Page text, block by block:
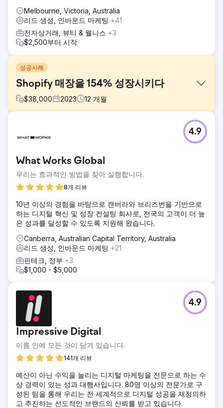
Melbourne, Victoria, Australia
리드 생성, 인바운드 마케팅 +41
전자상거래, 뷰티 & 웰니스 +3
$2,500부터 시작
성공사례
Shopify 매장을 154% 성장시키다
$38,000 2023 12 개월
신발 매장은 사용자 경험이 좋지 않고 모바일 반응성이 부족한
오래된 웹사이트로 인해 어려움을 겪었습니다. 또한 낮은 전환
시장에서 효과적으로 경쟁하는 능력을 방해했습니다. 기존 전
자상거래 플랫폼도 확장성이 부족하여 사업이 제품 범위를 확
장하고 더 광범위한 대상 고객에게 다가갈 수 없었습니다.
우리는 고객의 브랜드 아이덴티티에 맞춰 현대적이고 모바일
에 반응하는 전자상거래 플랫폼을 설계했습니다. 이 솔루션에
는 개선된 탐색, 향상된 제품 디스플레이 옵션, 재고 관리와의
원활한 통합이 포함되었습니다. 또한 강력한 SEO 전략을 구현
하여 온라인 가시성을 높이고, 트래픽을 유도하고 전환율을 개
선하기 위한 타겟팅된 디지털 마케팅 캠페인을 통해 플랫폼이
비즈니스가 성장함에 따라 확장될 수 있도록 했습니다.
출을 30% 증가시키고, 이탈률을 크게 줄이는 결과를 가져왔
습니다. 향상된 SEO 노력으로 유기적 트래픽이 60% 증가하
여 매장이 시장에서 더 경쟁력을 갖추게 되었습니다. 확장 가
능한 플랫폼을 통해 고객은 제품 범위를 확장하여 궁극적으로
지속적인 성장을 이끌고 브랜드를 신발 산업의 핵심 기업으로
확립할 수 있었습니다.
What Works Global
우리는 효과적인 방법을 찾아 실행합니다.
8개 리뷰
4.9
10년 이상의 경험을 바탕으로 캔버라와 브리즈번을 기반으로
하는 디지털 혁신 및 성장 컨설팅 회사로, 전국의 고객이 더 높
은 성과를 달성할 수 있도록 지원해 왔습니다.
Canberra, Australian Capital Territory, Australia
리드 생성, 인바운드 마케팅 +21
핀테크, 정부 +3
$1,000 - $5,000
Impressive Digital
이름 안에 모든 것이 담겨 있습니다.
141개 리뷰
4.9
예산이 아닌 수익을 늘리는 디지털 마케팅을 전문으로 하는 수
상 경력이 있는 성과 대행사입니다. 80명 이상의 전문가로 구
성된 팀을 통해 우리는 전 세계적으로 디지털 성공을 재정의하
고 추진하는 선도적인 브랜드의 신뢰를 받고 있습니다.